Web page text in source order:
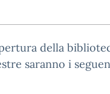
della
saranno i